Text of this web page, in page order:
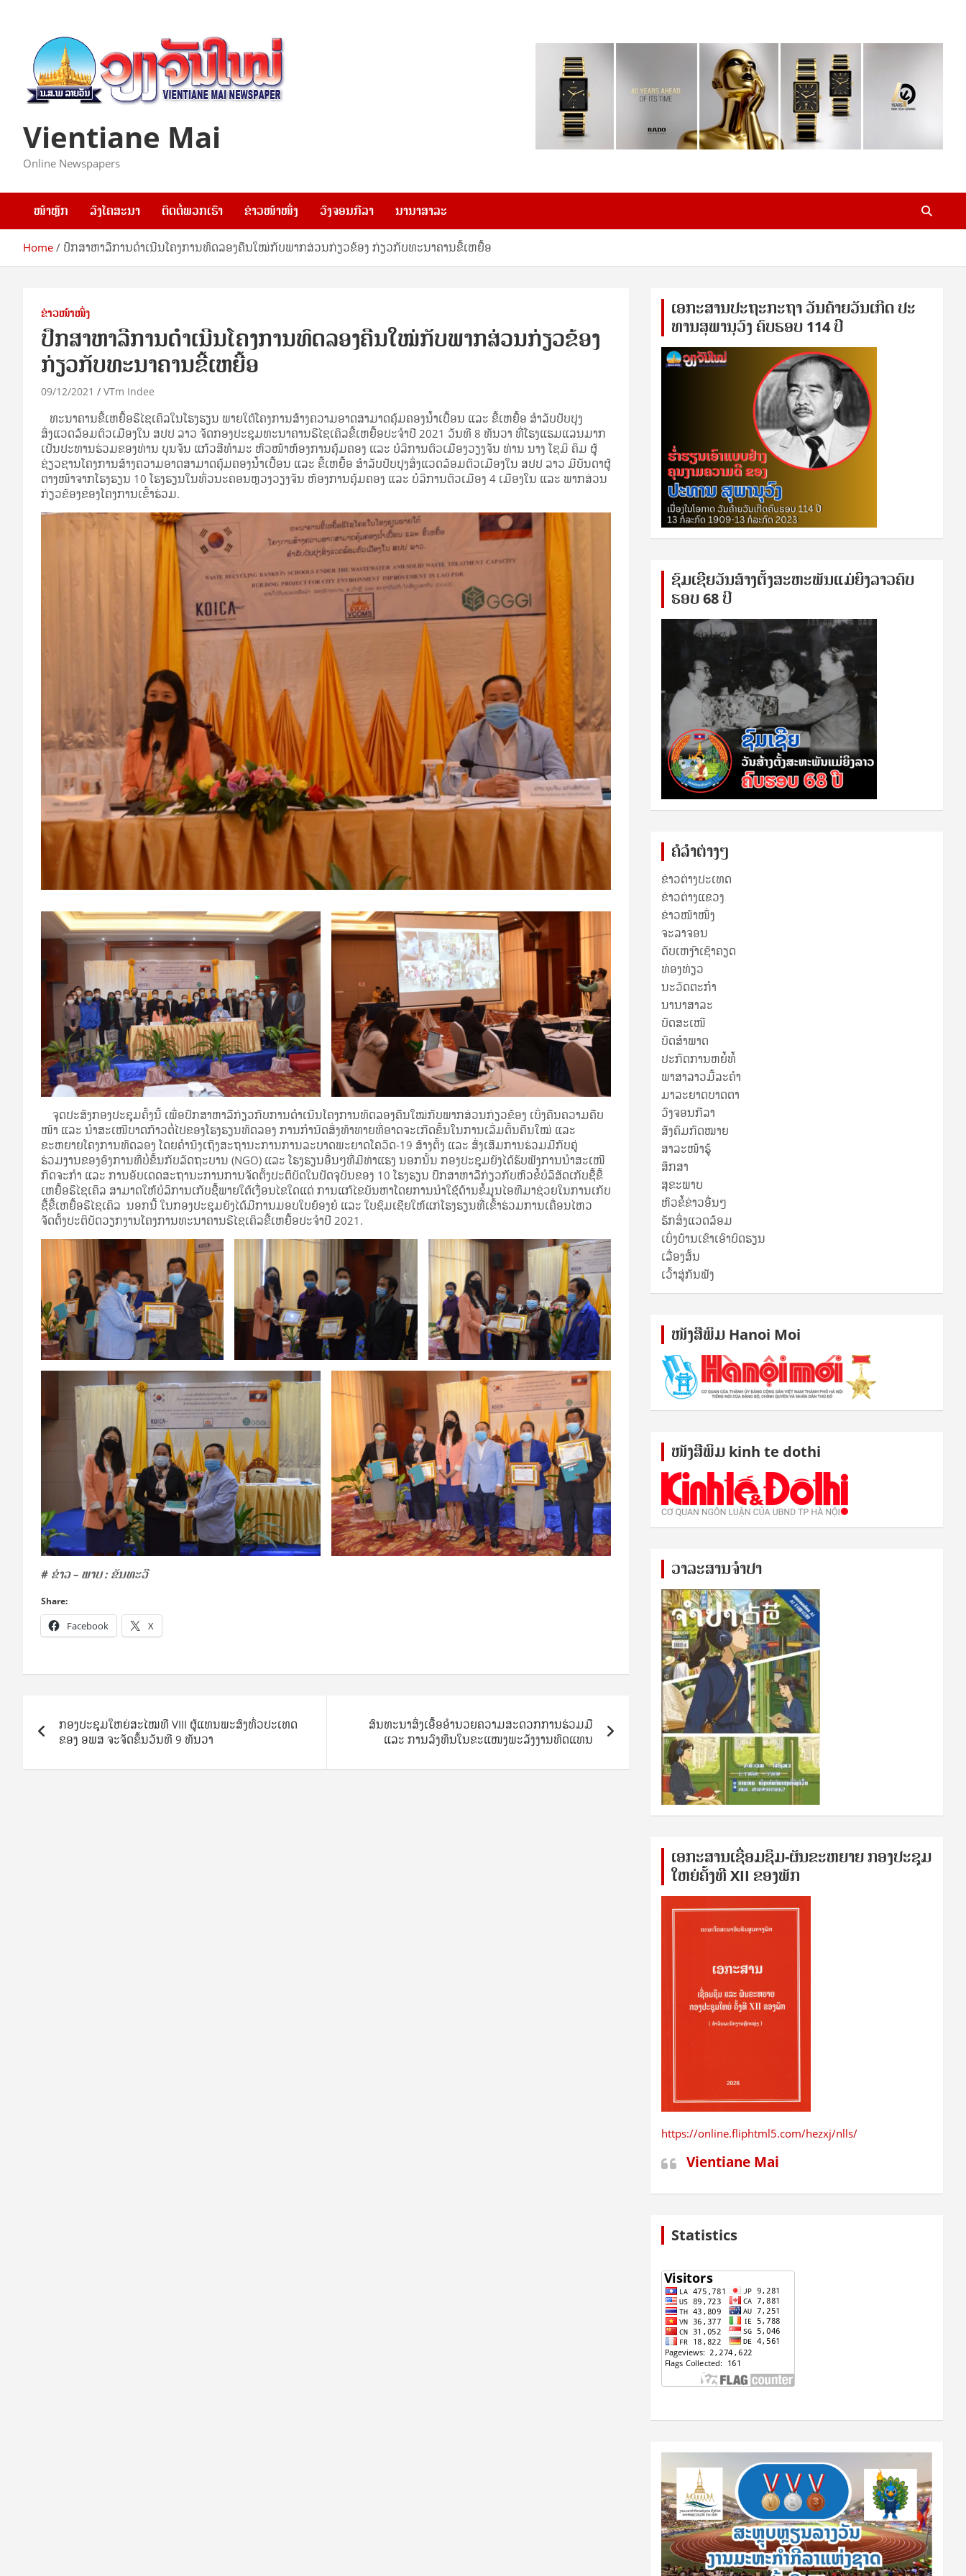
Vientiane Mai
Online Newspapers
ໜ້າຫຼັກ ລົງໂຄສະນາ ຕິດຕໍ່ພວກເຮົາ ຂ່າວໜ້າໜຶ່ງ ວົງຈອນກີລາ ນານາສາລະ
Home ປຶກສາຫາລືການດໍາເນີນໂຄງການທົດລອງຄືນໃໝ່ກັບພາກສ່ວນກ່ຽວຂ້ອງ ກ່ຽວກັບທະນາຄານຂີ້ເຫຍື້ອ
ຂ່າວໜ້າໜຶ່ງ
ປຶກສາຫາລືການດໍາເນີນໂຄງການທົດລອງຄືນໃໝ່ກັບພາກສ່ວນກ່ຽວຂ້ອງ
ກ່ຽວກັບທະນາຄານຂີ້ເຫຍື້ອ
09/12/2021 VTm Indee
ທະນາຄານຂີ້ເຫຍື້ອຣີໄຊເຄິລໃນໂຮງຮຽນ ພາຍໃຕ້ໂຄງການສ້າງຄວາມອາດສາມາດຄຸ້ມຄອງນໍ້າເປື້ອນ ແລະ ຂີ້ເຫຍື້ອ ສໍາລັບປັບປຸງ
ສິ່ງແວດລ້ອມຕົວເມືອງໃນ ສປປ ລາວ ຈັດກອງປະຊຸມທະນາຄານຣີໄຊເຄິລຂີ້ເຫຍື້ອປະຈໍາປີ 2021 ວັນທີ 8 ທັນວາ ທີ່ໂຮງແຮມແລນມາກ
ເປັນປະທານຮ່ວມຂອງທ່ານ ບຸນຈັນ ແກ້ວສີທໍາມະ ຫົວໜ້າຫ້ອງການຄຸ້ມຄອງ ແລະ ບໍລິການຕົວເມືອງວຽງຈັນ ທ່ານ ນາງ ໂຊມິ ຄິມ ຜູ້
ຊ່ຽວຊານໂຄງການສ້າງຄວາມອາດສາມາດຄຸ້ມຄອງນໍ້າເປື້ອນ ແລະ ຂີ້ເຫຍື້ອ ສໍາລັບປັບປຸງສິ່ງແວດລ້ອມຕົວເມືອງໃນ ສປປ ລາວ ມີບັນດາຜູ້
ຕາງໜ້າຈາກໂຮງຮຽນ 10 ໂຮງຮຽນໃນທົ່ວນະຄອນຫຼວງວຽງຈັນ ຫ້ອງການຄຸ້ມຄອງ ແລະ ບໍລິການຕົວເມືອງ 4 ເມືອງໃນ ແລະ ພາກສ່ວນ
ກ່ຽວຂ້ອງຂອງໂຄງການເຂົ້າຮ່ວມ.
ຈຸດປະສົງກອງປະຊຸມຄັ້ງນີ້ ເພື່ອປຶກສາຫາລືກ່ຽວກັບການດໍາເນີນໂຄງການທົດລອງຄືນໃໝ່ກັບພາກສ່ວນກ່ຽວຂ້ອງ ເບິ່ງຄືນຄວາມຄືບ
ໜ້າ ແລະ ນໍາສະເໜີບາດກ້າວຕໍ່ໄປຂອງໂຮງຮຽນທົດລອງ ການກໍານົດສິ່ງທ້າທາຍທີ່ອາດຈະເກີດຂຶ້ນໃນການເລີ່ມຕົ້ນຄືນໃໝ່ ແລະ
ຂະຫຍາຍໂຄງການທົດລອງ ໂດຍຄໍານຶງເຖິງສະຖານະການການລະບາດພະຍາດໂຄວິດ-19 ສ້າງຕັ້ງ ແລະ ສົ່ງເສີມການຮ່ວມມືກັບຄູ່
ຮ່ວມງານຂອງອົງການທີ່ບໍ່ຂຶ້ນກັບລັດຖະບານ (NGO) ແລະ ໂຮງຮຽນອື່ນໆທີ່ມີທ່າແຮງ ນອກນັ້ນ ກອງປະຊຸມຍັງໄດ້ຮັບຟັງການນໍາສະເໜີ
ກິດຈະກໍາ ແລະ ການອັບເດດສະຖານະການການຈັດຕັ້ງປະຕິບັດໃນປັດຈຸບັນຂອງ 10 ໂຮງຮຽນ ປຶກສາຫາລືກ່ຽວກັບຫົວຂໍ້ບໍລິສັດເກັບຊື້ຂີ້
ເຫຍື້ອຣີໄຊເຄິລ ສາມາດໃຫ້ບໍລິການເກັບຊື້ພາຍໃຕ້ເງື່ອນໄຂໃດແດ່ ການແກ້ໄຂບັນຫາໂດຍການນໍາໃຊ້ດ້ານຂໍ້ມູນໄອທີມາຊ່ວຍໃນການເກັບ
ຊື້ຂີ້ເຫຍື້ອຣີໄຊເຄິລ ນອກນີ້ ໃນກອງປະຊຸມຍັງໄດ້ມີການມອບໃບຍ້ອງຍໍ ແລະ ໃບຊົມເຊີຍໃຫ້ແກ່ໂຮງຮຽນທີ່ເຂົ້າຮ່ວມການເຄື່ອນໄຫວ
ຈັດຕັ້ງປະຕິບັດວຽກງານໂຄງການທະນາຄານຣີໄຊເຄິລຂີ້ເຫຍື້ອປະຈໍາປີ 2021.
# ຂ່າວ – ພາບ : ຂັນທະວີ
Share:
Facebook X
navigation
ກອງປະຊຸມໃຫຍ່ສະໄໝທີ VIII ຜູ້ແທນພະສົງທົ່ວປະເທດ
ຂອງ ອພສ ຈະຈັດຂຶ້ນວັນທີ 9 ທັນວາ
ສົນທະນາສິ່ງເອື້ອອໍານວຍຄວາມສະດວກການຮ່ວມມື
ແລະ ການລົງທຶນໃນຂະແໜງພະລັງງານທົດແທນ
ເອ​ກະ​ສານ​ປະ​ຖະ​ກະ​ຖ​າ ວັນ​ຄ້າຍ​ວັນ​ເກີດ ປ​ະ​
ທານ​ສຸ​ພາ​ນຸ​ວົງ ຄົບ​ຮອບ 114 ປີ
ຊົ​ມ​ເຊີຍ​ວັນ​ສ້າງ​ຕັ້ງ​ສະ​ຫະ​ພັນ​ແມ່​ຍິງ​​ລາວຄົບ​
ຮອບ 68 ປິ
ຄໍລຳຕ່າງໆ
ຂ່າວຕ່າງປະເທດ
ຂ່າວ​ຕ່າງ​ແຂວງ
ຂ່າວໜ້າໜຶ່ງ
ຈະລາຈອນ
ດັບເຫງົາເຊົາຄຽດ
ທ່ອງທ່ຽວ
ນະວັດຕະກໍາ
ນານາສາລະ
ບົດສະເໜີ
ບົດສໍາພາດ
ປະກົດການຫຍໍ້ທໍ້
ພາສາລາວມື້ລະຄຳ
ມາລະຍາດບາດຕາ
ວົງຈອນກີລາ
ສັງຄົມກົດໝາຍ
ສາລະໜ້າຮູ້
ສຶກສາ
ສຸ​ຂະ​ພາບ
ຫົວຂໍ້ຂ່າວອື່ນໆ
ຮັກສິ່ງແວດລ້ອມ
ເບິ່ງບ້ານເຂົາເອົາບົດຮຽນ
ເລື່ອງສັ້ນ
ເວົ້າສູ່ກັນຟັງ
ໜັງ​ສື​ພິມ Hanoi Moi
ໜັງ​ສື​ພິມ kinh te dothi
ວາລະສານຈຳປາ
ເອກ​ະ​ສານ​ເຊ​ື່ອມ​ຊ​ຶມ-ຜັນ​ຂະ​ຫ​ຍາຍ ກອງ​ປະ​ຊຸມ​
ໃຫຍ່​ຄັ້ງ​ທີ XII ຂອງ​ພັກ
https://online.fliphtml5.com/hezxj/nlls/
Vientiane Mai
Statistics